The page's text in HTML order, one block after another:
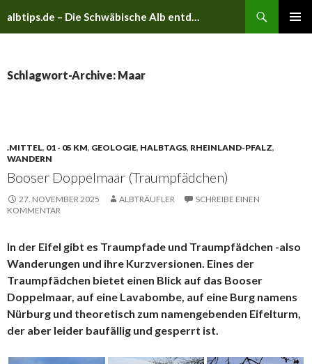
albtips.de – Die Schwäbische Alb entdecken
Schlagwort-Archive: Maar
.MITTEL, 01 - 05 KM, GEOLOGIE, HALBTAGS, RHEINLAND-PFALZ,
WANDERN
Booser Doppelmaar (Traumpfädchen)
27. NOVEMBER 2025 ALBTRÄUFLER
SCHREIBE EINEN
KOMMENTAR
In der Eifel gibt es Traumpfade und Traumpfädchen -also
Wanderungen und ihre Kurzversionen. Eines der
Traumpfädchen bietet einen Blick auf das Booser
Doppelmaar, auf eine Lavabombe, auf eine Burg namens
Nürburg und theoretisch zum namengebenden Eifelturm,
der aber leider baufällig und gesperrt ist.